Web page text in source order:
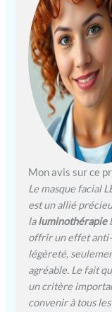
Mon avis sur ce
Le masque facial
est un allié
laluminothérapie
offrir un effet anti-
légèreté,
agréable. Le fait
un critère
convenir à tous